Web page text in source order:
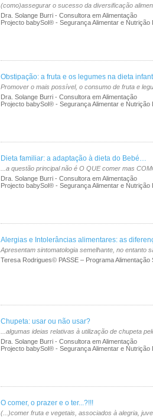
(como)assegurar o sucesso da diversificação
Dra. Solange Burri - Consultora em Alimentação
Projecto babySol® - Segurança Alimentar e Nutrição
Obstipação: a fruta e os legumes na dieta
Promover o mais possível, o consumo de fruta e
Dra. Solange Burri - Consultora em Alimentação
Projecto babySol® - Segurança Alimentar e Nutrição
Dieta familiar: a adaptação à dieta do Bebé…
...a questão principal não é O QUE comer mas
Dra. Solange Burri - Consultora em Alimentação
Projecto babySol® - Segurança Alimentar e Nutrição
Alergias e Intolerâncias alimentares: as
Apresentam sintomatologia semelhante, no entanto
Teresa Rodrigues© PASSE – Programa
Chupeta: usar ou não usar?
...algumas ideias relativas à utilização de chupeta
Dra. Solange Burri - Consultora em Alimentação
Projecto babySol® - Segurança Alimentar e Nutrição
O comer, o prazer e o ter...?!!!
(...)comer fruta e vegetais, associados à alegria,